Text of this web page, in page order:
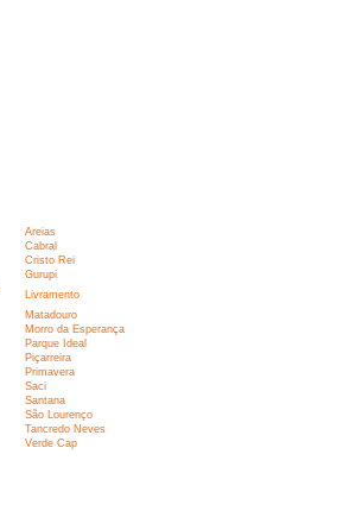
Areias
Cabral
Cristo Rei
Gurupi
Livramento
Matadouro
Morro da Esperança
Parque Ideal
Piçarreira
Primavera
Saci
Santana
São Lourenço
Tancredo Neves
Verde Cap